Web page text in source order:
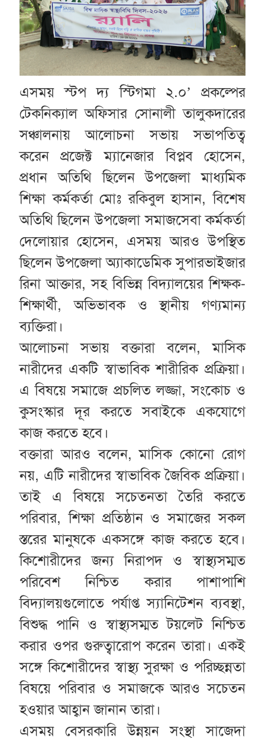
এসময় স্টপ দ্য স্টিগমা ২.০’ প্রকল্পের
টেকনিক্যাল অফিসার সোনালী তালুকদারের
সঞ্চালনায় আলোচনা সভায় সভাপতিত্ব
করেন প্রজেক্ট ম্যানেজার বিপ্লব হোসেন,
প্রধান অতিথি ছিলেন উপজেলা মাধ্যমিক
শিক্ষা কর্মকর্তা মোঃ রকিবুল হাসান, বিশেষ
অতিথি ছিলেন উপজেলা সমাজসেবা কর্মকর্তা
দেলোয়ার হোসেন, এসময় আরও উপস্থিত
ছিলেন উপজেলা অ্যাকাডেমিক সুপারভাইজার
রিনা আক্তার, সহ বিভিন্ন বিদ্যালয়ের শিক্ষক-
শিক্ষার্থী, অভিভাবক ও স্থানীয় গণ্যমান্য
ব্যক্তিরা।
আলোচনা সভায় বক্তারা বলেন, মাসিক
নারীদের একটি স্বাভাবিক শারীরিক প্রক্রিয়া।
এ বিষয়ে সমাজে প্রচলিত লজ্জা, সংকোচ ও
কুসংস্কার দূর করতে সবাইকে একযোগে
কাজ করতে হবে।
বক্তারা আরও বলেন, মাসিক কোনো রোগ
নয়, এটি নারীদের স্বাভাবিক জৈবিক প্রক্রিয়া।
তাই এ বিষয়ে সচেতনতা তৈরি করতে
পরিবার, শিক্ষা প্রতিষ্ঠান ও সমাজের সকল
স্তরের মানুষকে একসঙ্গে কাজ করতে হবে।
কিশোরীদের জন্য নিরাপদ ও স্বাস্থ্যসম্মত
পরিবেশ নিশ্চিত করার পাশাপাশি
বিদ্যালয়গুলোতে পর্যাপ্ত স্যানিটেশন ব্যবস্থা,
বিশুদ্ধ পানি ও স্বাস্থ্যসম্মত টয়লেট নিশ্চিত
করার ওপর গুরুত্বারোপ করেন তারা। একই
সঙ্গে কিশোরীদের স্বাস্থ্য সুরক্ষা ও পরিচ্ছন্নতা
বিষয়ে পরিবার ও সমাজকে আরও সচেতন
হওয়ার আহ্বান জানান তারা।
এসময় বেসরকারি উন্নয়ন সংস্থা সাজেদা